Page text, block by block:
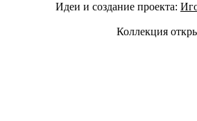
Идеи и создание проекта:
Коллекция